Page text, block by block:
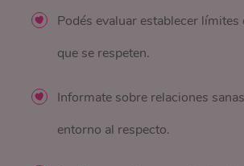
Podés evaluar establecer
que se respeten.
Informate sobre relaciones
entorno al respecto.